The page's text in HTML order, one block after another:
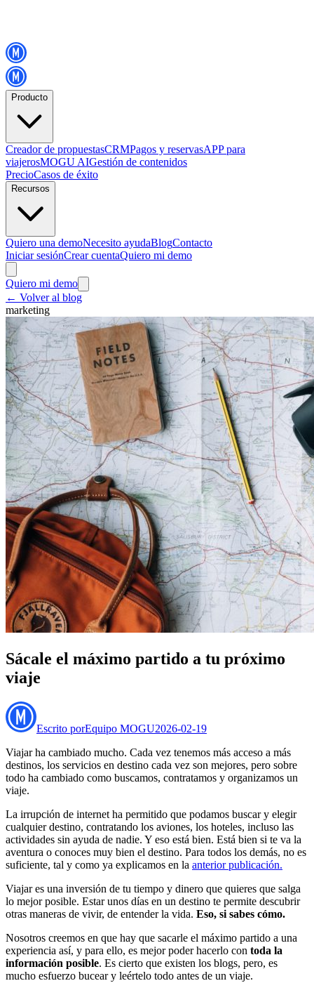
Producto
Creador de propuestasCRMPagos y reservasAPP para
viajerosMOGU AIGestión de contenidos
PrecioCasos de éxito
Recursos
Quiero una demoNecesito ayudaBlogContacto
Iniciar sesiónCrear cuentaQuiero mi demo
Quiero mi demo
← Volver al blog
marketing
Sácale el máximo partido a tu próximo
viaje
Escrito porEquipo MOGU2026-02-19
Viajar ha cambiado mucho. Cada vez tenemos más acceso a más
destinos, los servicios en destino cada vez son mejores, pero sobre
todo ha cambiado como buscamos, contratamos y organizamos un
viaje.
La irrupción de internet ha permitido que podamos buscar y elegir
cualquier destino, contratando los aviones, los hoteles, incluso las
actividades sin ayuda de nadie. Y eso está bien. Está bien si te va la
aventura o conoces muy bien el destino. Para todos los demás, no es
suficiente, tal y como ya explicamos en la anterior publicación.
Viajar es una inversión de tu tiempo y dinero que quieres que salga
lo mejor posible. Estar unos días en un destino te permite descubrir
otras maneras de vivir, de entender la vida. Eso, si sabes cómo.
Nosotros creemos en que hay que sacarle el máximo partido a una
experiencia así, y para ello, es mejor poder hacerlo con toda la
información posible. Es cierto que existen los blogs, pero, es
mucho esfuerzo bucear y leértelo todo antes de un viaje.